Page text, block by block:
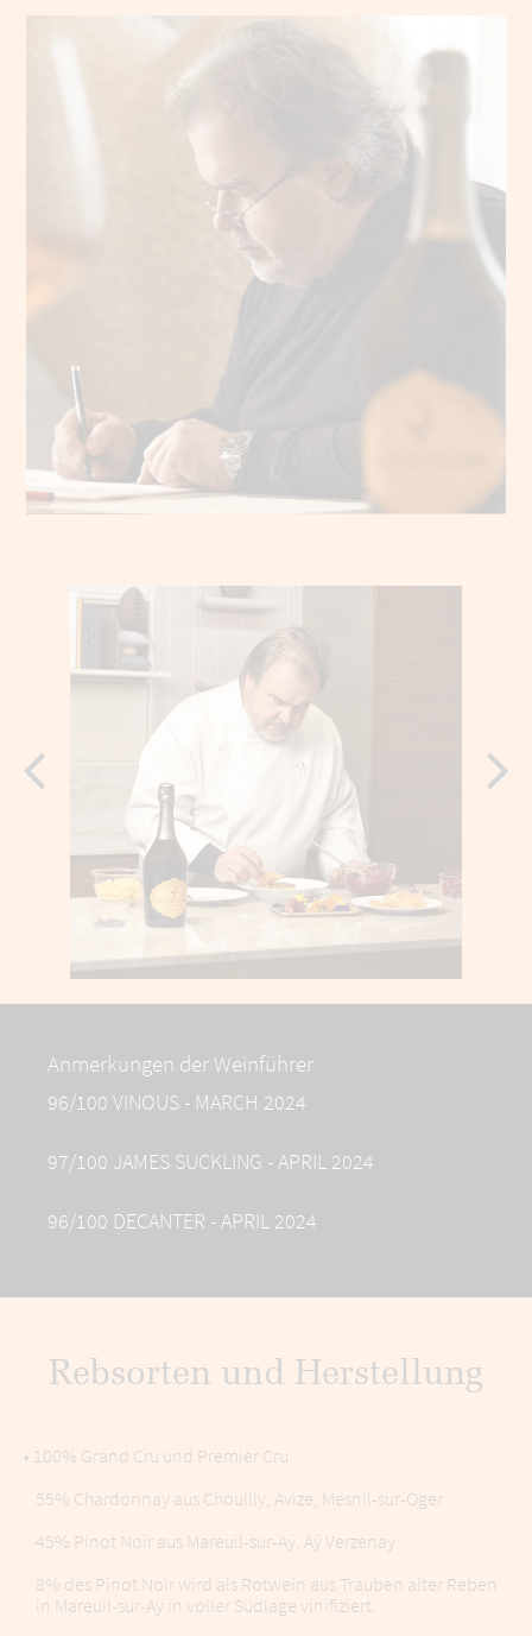
Anmerkungen der Weinführer
96/100 VINOUS - MARCH 2024
97/100 JAMES SUCKLING - APRIL 2024
96/100 DECANTER - APRIL 2024
Rebsorten und Herstellung
• 100% Grand Cru und Premier Cru
55% Chardonnay aus Chouilly, Avize, Mesnil-sur-Oger
45% Pinot Noir aus Mareuil-sur-Aÿ, Aÿ Verzenay
8% des Pinot Noir wird als Rotwein aus Trauben alter Reben
in Mareuil-sur-Aÿ in voller Südlage vinifiziert.